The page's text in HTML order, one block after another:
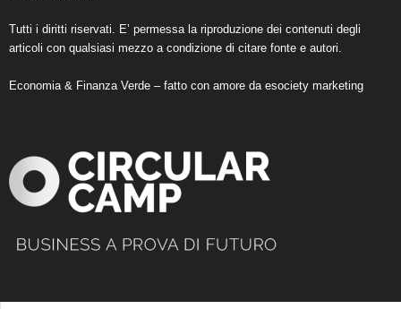
Tutti i diritti riservati. E’ permessa la riproduzione dei contenuti degli
articoli con qualsiasi mezzo a condizione di citare fonte e autori.
Economia & Finanza Verde – fatto con amore da esociety marketing